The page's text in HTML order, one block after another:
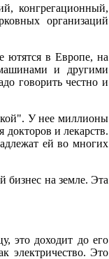
конгрегационный,
организаций
ютятся в Европе, на
и другими
говорить честно и
У нее миллионы
докторов и лекарств.
ей во многих
бизнес на земле. Эта
это доходит до его
электричество. Это